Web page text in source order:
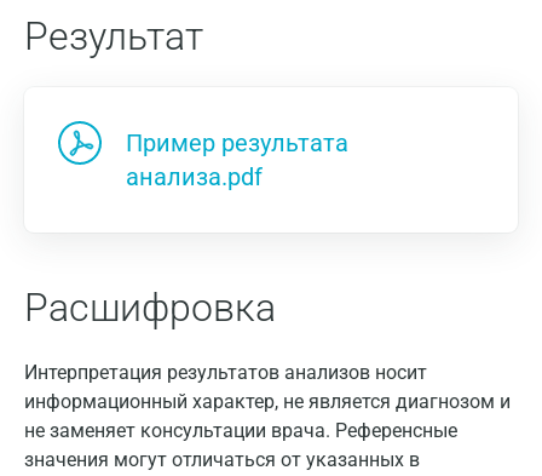
Результат
Пример результата
анализа.pdf
Расшифровка
Интерпретация результатов анализов носит
информационный характер, не является диагнозом и
не заменяет консультации врача. Референсные
значения могут отличаться от указанных в